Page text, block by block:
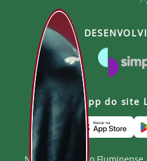
Baixe o app do site